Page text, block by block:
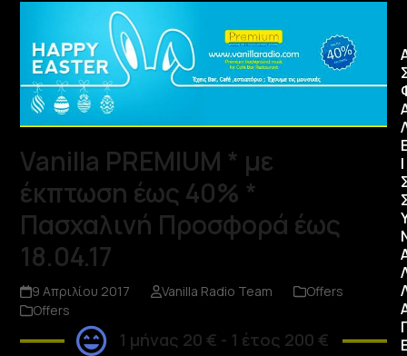
Vanilla PREMIUM * με
έκπτωση έως 40% *
Πασχαλινή Προσφορά έως
18.04.17
9 Απριλίου 2017 Vanilla Radio Team
Offers
Offers
1 μήνας 20 € - 1 έτος 200 €
Ι